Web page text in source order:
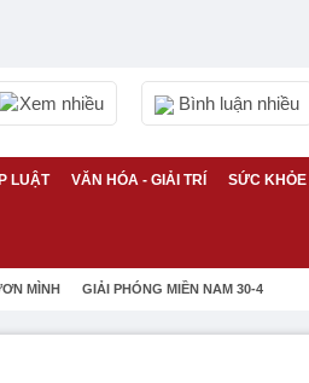
Xem nhiều Bình luận nhiều
LUẬT VĂN HÓA - GIẢI TRÍ SỨC KHỎE
MÌNH GIẢI PHÓNG MIỀN NAM 30-4